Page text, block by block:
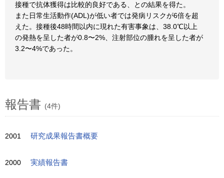
接種で抗体獲得は比較的良好である、との結果を得た。
また日常生活動作(ADL)が低い者では発病リスクが6倍を超
えた。接種後48時間以内に現れた有害事象は、38.0℃以上
の発熱を呈した者が0.8〜2%、注射部位の腫れを呈した者が
3.2〜4%であった。
報告書 (4件)
2001 研究成果報告書概要
2000 実績報告書